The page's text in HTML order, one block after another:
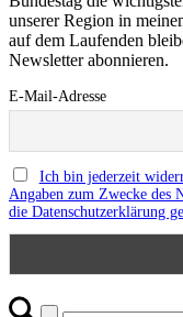
unserer Region in
auf dem Laufenden
Newsletter abonnieren.
E-Mail-Adresse
Ich bin jederzeit
Angaben zum Zwecke des
die Datenschutzerklärung